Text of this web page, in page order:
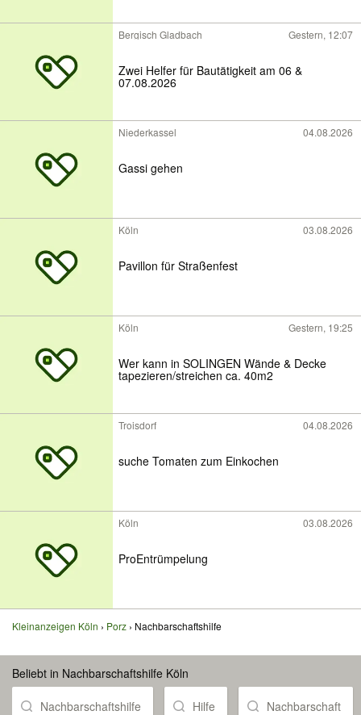
Bergisch Gladbach Gestern, 12:07
Zwei Helfer für Bautätigkeit am 06 &
07.08.2026
Niederkassel 04.08.2026
Gassi gehen
Köln 03.08.2026
Pavillon für Straßenfest
Köln Gestern, 19:25
Wer kann in SOLINGEN Wände & Decke
tapezieren/streichen ca. 40m2
Troisdorf 04.08.2026
suche Tomaten zum Einkochen
Köln 03.08.2026
ProEntrümpelung
Kleinanzeigen Köln Porz Nachbarschaftshilfe
Beliebt in Nachbarschaftshilfe Köln
Nachbarschaftshilfe Hilfe Nachbarschaft